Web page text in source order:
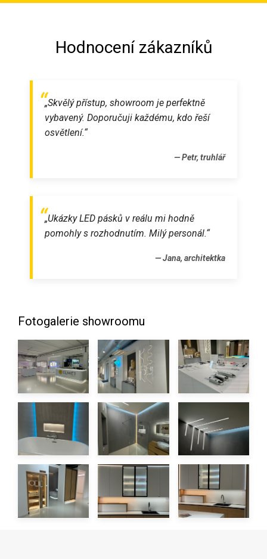
Hodnocení zákazníků
„Skvělý přístup, showroom je perfektně
vybavený. Doporučuji každému, kdo řeší
osvětlení.“
— Petr, truhlář
„Ukázky LED pásků v reálu mi hodně
pomohly s rozhodnutím. Milý personál.“
— Jana, architektka
Fotogalerie showroomu